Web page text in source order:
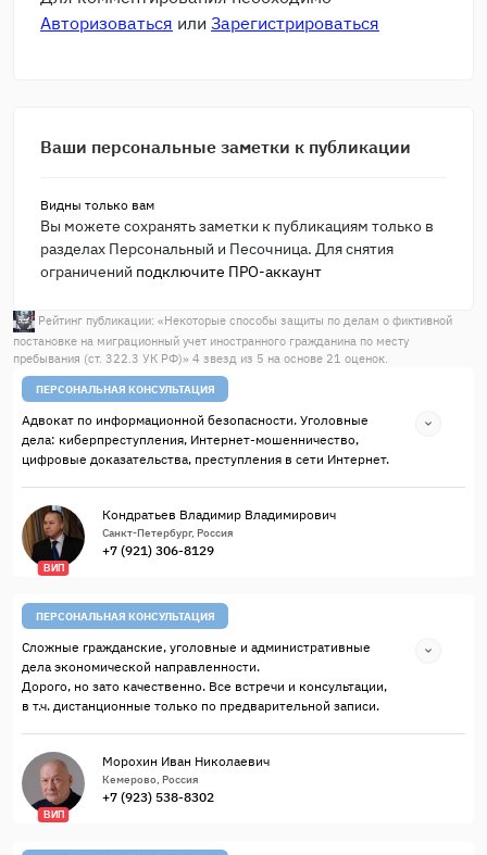
Авторизоваться или Зарегистрироваться
Ваши персональные заметки к публикации
Видны только вам
Вы можете сохранять заметки к публикациям только в
разделах Персональный и Песочница. Для снятия
ограничений подключите ПРО-аккаунт
Рейтинг публикации: «Некоторые способы защиты по делам о фиктивной
постановке на миграционный учет иностранного гражданина по месту
пребывания (ст. 322.3 УК РФ)» 4 звезд из 5 на основе 21 оценок.
ПЕРСОНАЛЬНАЯ КОНСУЛЬТАЦИЯ
Адвокат по информационной безопасности. Уголовные
дела: киберпреступления, Интернет-мошенничество,
цифровые доказательства, преступления в сети Интернет.
ВИП
Кондратьев Владимир Владимирович
Санкт-Петербург, Россия
+7 (921) 306-8129
ПЕРСОНАЛЬНАЯ КОНСУЛЬТАЦИЯ
Сложные гражданские, уголовные и административные
дела экономической направленности.
Дорого, но зато качественно. Все встречи и консультации,
в т.ч. дистанционные только по предварительной записи.
ВИП
Морохин Иван Николаевич
Кемерово, Россия
+7 (923) 538-8302